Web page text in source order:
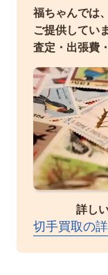
福ちゃんでは
ご提供してい
査定・出張費
詳し
切手買取の